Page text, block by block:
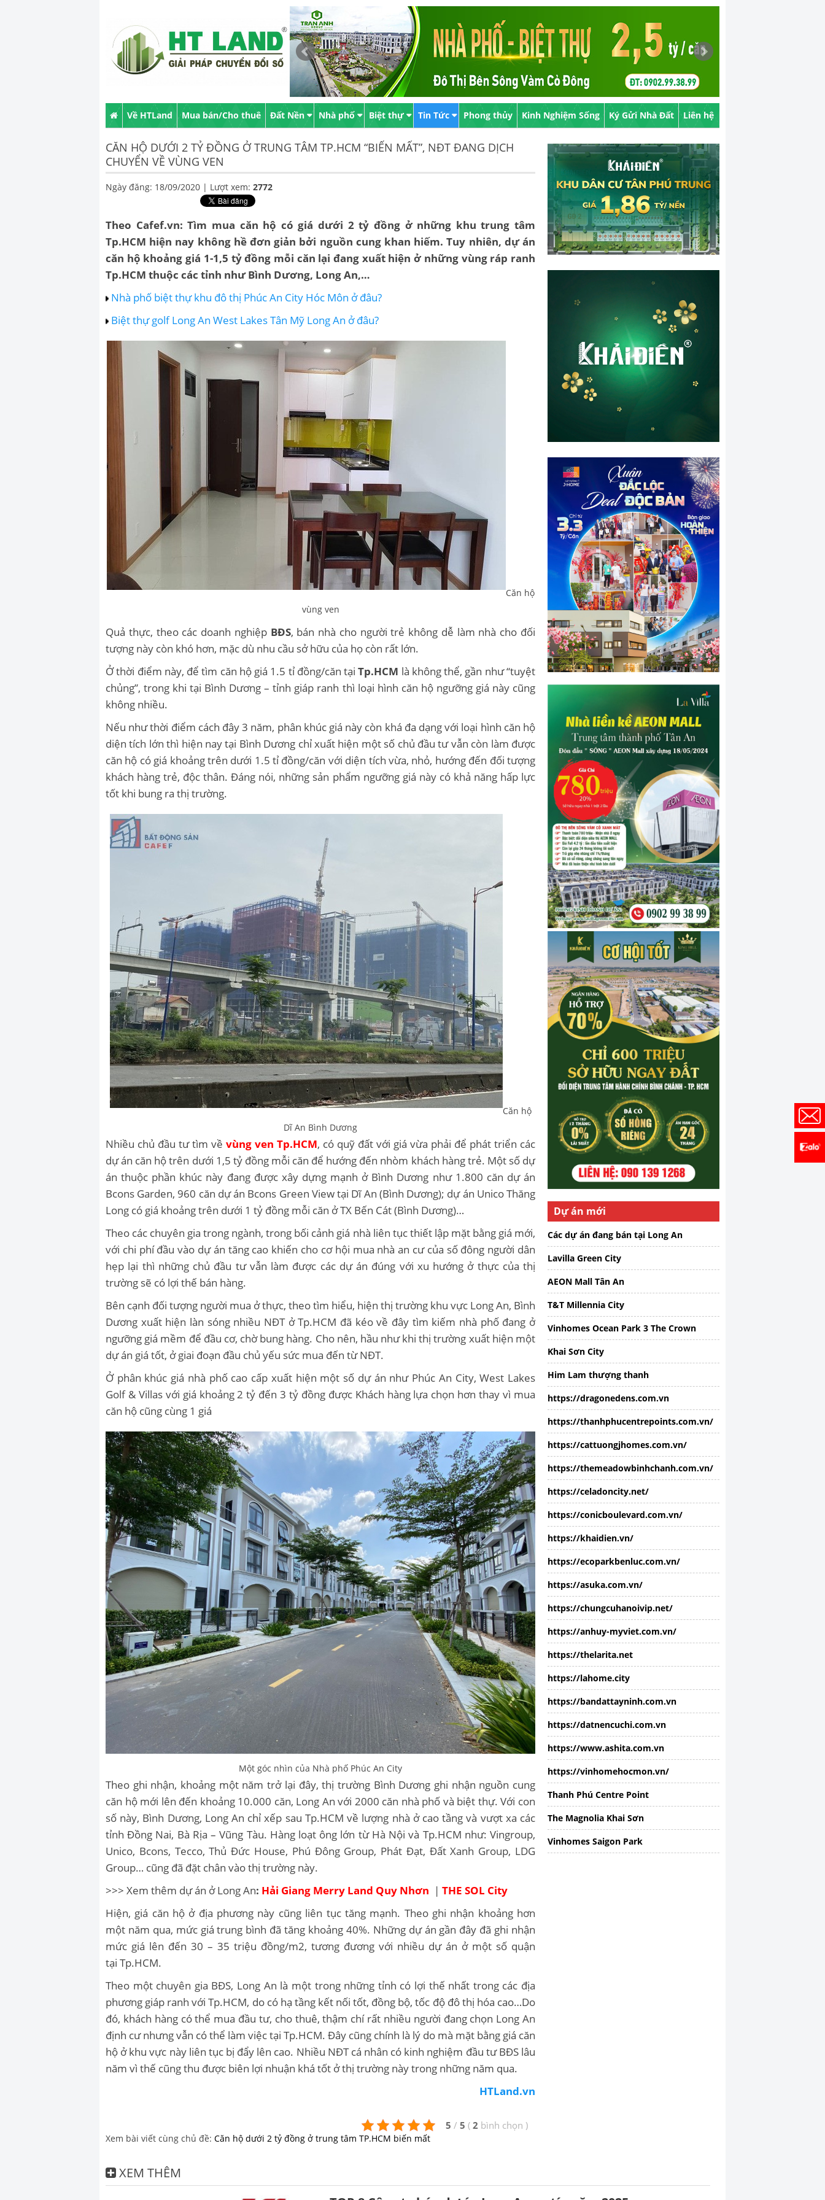
Về HTLand Mua bán/Cho thuê Đất Nền Nhà phố Biệt thự Tin Tức Phong thủy Kinh Nghiệm Sống Ký Gửi Nhà Đất Liên hệ
CĂN HỘ DƯỚI 2 TỶ ĐỒNG Ở TRUNG TÂM TP.HCM “BIẾN MẤT”, NĐT ĐANG DỊCH
CHUYỂN VỀ VÙNG VEN
Ngày đăng: 18/09/2020 | Lượt xem: 2772
Theo Cafef.vn: Tìm mua căn hộ có giá dưới 2 tỷ đồng ở những khu trung tâm
Tp.HCM hiện nay không hề đơn giản bởi nguồn cung khan hiếm. Tuy nhiên, dự án
căn hộ khoảng giá 1-1,5 tỷ đồng mỗi căn lại đang xuất hiện ở những vùng ráp ranh
Tp.HCM thuộc các tỉnh như Bình Dương, Long An,…
Nhà phố biệt thự khu đô thị Phúc An City Hóc Môn ở đâu?
Biệt thự golf Long An West Lakes Tân Mỹ Long An ở đâu?
Căn hộ
vùng ven
Quả thực, theo các doanh nghiệp BĐS, bán nhà cho người trẻ không dễ làm nhà cho đối
tượng này còn khó hơn, mặc dù nhu cầu sở hữu của họ còn rất lớn.
Ở thời điểm này, để tìm căn hộ giá 1.5 tỉ đồng/căn tạiTp.HCM là không thể, gần như “tuyệt
chủng”, trong khi tại Bình Dương – tỉnh giáp ranh thì loại hình căn hộ ngưỡng giá này cũng
không nhiều.
Nếu như thời điểm cách đây 3 năm, phân khúc giá này còn khá đa dạng với loại hình căn hộ
diện tích lớn thì hiện nay tại Bình Dương chỉ xuất hiện một số chủ đầu tư vẫn còn làm được
căn hộ có giá khoảng trên dưới 1.5 tỉ đồng/căn với diện tích vừa, nhỏ, hướng đến đối tượng
khách hàng trẻ, độc thân. Đáng nói, những sản phẩm ngưỡng giá này có khả năng hấp lực
tốt khi bung ra thị trường.
Căn hộ
Dĩ An Bình Dương
Nhiều chủ đầu tư tìm về vùng ven Tp.HCM, có quỹ đất với giá vừa phải để phát triển các
dự án căn hộ trên dưới 1,5 tỷ đồng mỗi căn để hướng đến nhòm khách hàng trẻ. Một số dự
án thuộc phần khúc này đang được xây dựng mạnh ở Bình Dương như 1.800 căn dự án
Bcons Garden, 960 căn dự án Bcons Green View tại Dĩ An (Bình Dương); dự án Unico Thăng
Long có giá khoảng trên dưới 1 tỷ đồng mỗi căn ở TX Bến Cát (Bình Dương)…
Theo các chuyên gia trong ngành, trong bối cảnh giá nhà liên tục thiết lập mặt bằng giá mới,
với chi phí đầu vào dự án tăng cao khiến cho cơ hội mua nhà an cư của số đông người dân
hẹp lại thì những chủ đầu tư vẫn làm được các dự án đúng với xu hướng ở thực của thị
trường sẽ có lợi thế bán hàng.
Bên cạnh đối tượng người mua ở thực, theo tìm hiểu, hiện thị trường khu vực Long An, Bình
Dương xuất hiện làn sóng nhiều NĐT ở Tp.HCM đã kéo về đây tìm kiếm nhà phố đang ở
ngưỡng giá mềm để đầu cơ, chờ bung hàng. Cho nên, hầu như khi thị trường xuất hiện một
dự án giá tốt, ở giai đoạn đầu chủ yếu sức mua đến từ NĐT.
Ở phân khúc giá nhà phố cao cấp xuất hiện một số dự án như Phúc An City, West Lakes
Golf & Villas với giá khoảng 2 tỷ đến 3 tỷ đồng được Khách hàng lựa chọn hơn thay vì mua
căn hộ cũng cùng 1 giá
Một góc nhìn của Nhà phố Phúc An City
Theo ghi nhận, khoảng một năm trở lại đây, thị trường Bình Dương ghi nhận nguồn cung
căn hộ mới lên đến khoảng 10.000 căn, Long An với 2000 căn nhà phố và biệt thự. Với con
số này, Bình Dương, Long An chỉ xếp sau Tp.HCM về lượng nhà ở cao tầng và vượt xa các
tỉnh Đồng Nai, Bà Rịa – Vũng Tàu. Hàng loạt ông lớn từ Hà Nội và Tp.HCM như: Vingroup,
Unico, Bcons, Tecco, Thủ Đức House, Phú Đông Group, Phát Đạt, Đất Xanh Group, LDG
Group… cũng đã đặt chân vào thị trường này.
>>> Xem thêm dự án ở Long An: Hải Giang Merry Land Quy Nhơn | THE SOL City
Hiện, giá căn hộ ở địa phương này cũng liên tục tăng mạnh. Theo ghi nhận khoảng hơn
một năm qua, mức giá trung bình đã tăng khoảng 40%. Những dự án gần đây đã ghi nhận
mức giá lên đến 30 – 35 triệu đồng/m2, tương đương với nhiều dự án ở một số quận
tại Tp.HCM.
Theo một chuyên gia BĐS, Long An là một trong những tỉnh có lợi thế nhất trong các địa
phương giáp ranh với Tp.HCM, do có hạ tầng kết nối tốt, đồng bộ, tốc độ đô thị hóa cao…Do
đó, khách hàng có thể mua đầu tư, cho thuê, thậm chí rất nhiều người đang chọn Long An
định cư nhưng vẫn có thể làm việc tại Tp.HCM. Đây cũng chính là lý do mà mặt bằng giá căn
hộ ở khu vực này liên tục bị đẩy lên cao. Nhiều NĐT cá nhân có kinh nghiệm đầu tư BĐS lâu
năm vì thế cũng thu được biên lợi nhuận khá tốt ở thị trường này trong những năm qua.
HTLand.vn
5 / 5 ( 2 bình chọn )
Xem bài viết cùng chủ đề: Căn hộ dưới 2 tỷ đồng ở trung tâm TP.HCM biến mất
Dự án mới
Các dự án đang bán tại Long An
Lavilla Green City
AEON Mall Tân An
T&T Millennia City
Vinhomes Ocean Park 3 The Crown
Khai Sơn City
Him Lam thượng thanh
https://dragonedens.com.vn
https://thanhphucentrepoints.com.vn/
https://cattuongjhomes.com.vn/
https://themeadowbinhchanh.com.vn/
https://celadoncity.net/
https://conicboulevard.com.vn/
https://khaidien.vn/
https://ecoparkbenluc.com.vn/
https://asuka.com.vn/
https://chungcuhanoivip.net/
https://anhuy-myviet.com.vn/
https://thelarita.net
https://lahome.city
https://bandattayninh.com.vn
https://datnencuchi.com.vn
https://www.ashita.com.vn
https://vinhomehocmon.vn/
Thanh Phú Centre Point
The Magnolia Khai Sơn
Vinhomes Saigon Park
XEM THÊM